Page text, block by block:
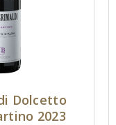
Dolcetto
2023